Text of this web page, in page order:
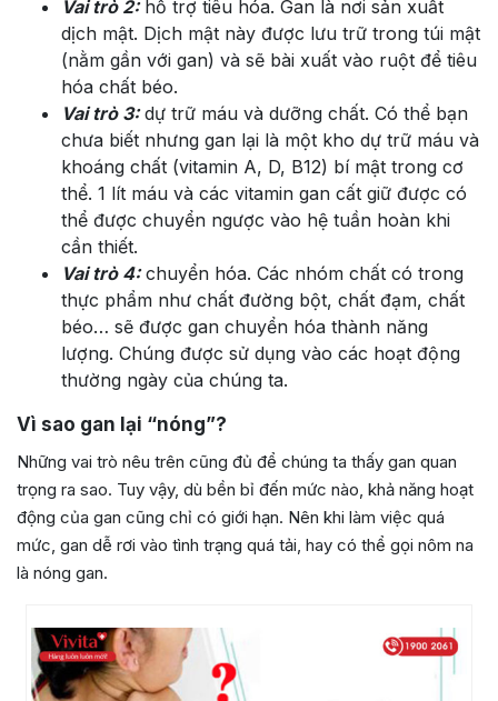
Vai trò 2:hỗ trợ tiêu hóa. Gan là nơi sản xuất
dịch mật. Dịch mật này được lưu trữ trong túi mật
(nằm gần với gan) và sẽ bài xuất vào ruột để tiêu
hóa chất béo.
Vai trò 3:dự trữ máu và dưỡng chất. Có thể bạn
chưa biết nhưng gan lại là một kho dự trữ máu và
khoáng chất (vitamin A, D, B12) bí mật trong cơ
thể. 1 lít máu và các vitamin gan cất giữ được có
thể được chuyển ngược vào hệ tuần hoàn khi
cần thiết.
Vai trò 4:chuyển hóa. Các nhóm chất có trong
thực phẩm như chất đường bột, chất đạm, chất
béo… sẽ được gan chuyển hóa thành năng
lượng. Chúng được sử dụng vào các hoạt động
thường ngày của chúng ta.
Vì sao gan lại “nóng”?
Những vai trò nêu trên cũng đủ để chúng ta thấy gan quan
trọng ra sao. Tuy vậy, dù bền bỉ đến mức nào, khả năng hoạt
động của gan cũng chỉ có giới hạn. Nên khi làm việc quá
mức, gan dễ rơi vào tình trạng quá tải, hay có thể gọi nôm na
là nóng gan.